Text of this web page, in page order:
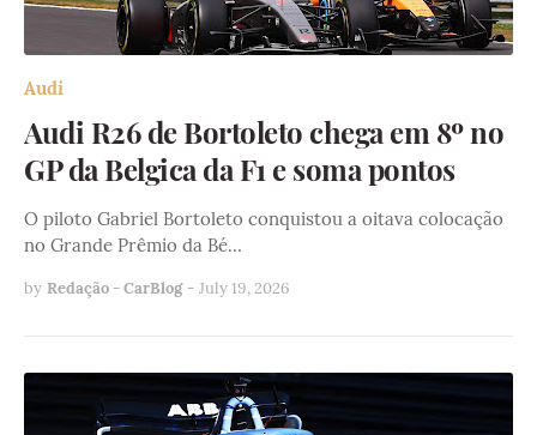
Audi
Audi R26 de Bortoleto chega em 8º no
GP da Belgica da F1 e soma pontos
O piloto Gabriel Bortoleto conquistou a oitava colocação
no Grande Prêmio da Bé…
by Redação - CarBlog - July 19, 2026